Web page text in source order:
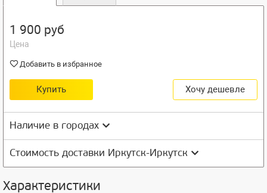
1 900 руб
Цена
Добавить в избранное
Купить Хочу дешевле
Наличие в городах
Стоимость доставки Иркутск-Иркутск
Характеристики